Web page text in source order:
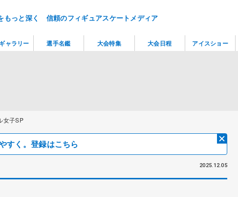
もっと深く 信頼のフィギュアスケートメディア
女子SP
すく。登録はこちら
2025.12.05
ャラリー 選手名鑑 大会特集 大会日程 アイスショー